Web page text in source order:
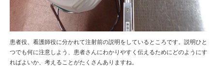
患者役、看護師役に分かれて注射前の説明をしているところです。説明ひと
つでも何に注意しよう、患者さんにわかりやすく伝えるためにどのようにす
ればよいか、考えることがたくさんありますね。